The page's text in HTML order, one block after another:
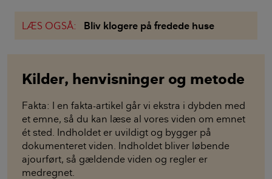
LÆS OGSÅ: Bliv klogere på fredede huse
Kilder, henvisninger og metode
Fakta: I en fakta-artikel går vi ekstra i dybden med
et emne, så du kan læse al vores viden om emnet
ét sted. Indholdet er uvildigt og bygger på
dokumenteret viden. Indholdet bliver løbende
ajourført, så gældende viden og regler er
medregnet.